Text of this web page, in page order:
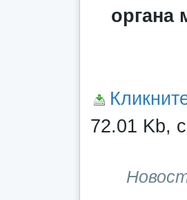
органа
72.01 Kb,